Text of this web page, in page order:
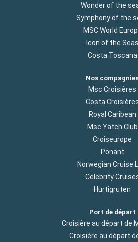
Wonder of the
Symphony of the
MSC World
Icon of the Seas
Costa Toscana
Nos
Msc Croisières
Costa
Royal Caribean
Msc Yatch Club
Croiseurope
Ponant
Norwegian Cruise
Celebrity
Hurtigruten
Port de départ
Croisière au départ de
Croisière au départ